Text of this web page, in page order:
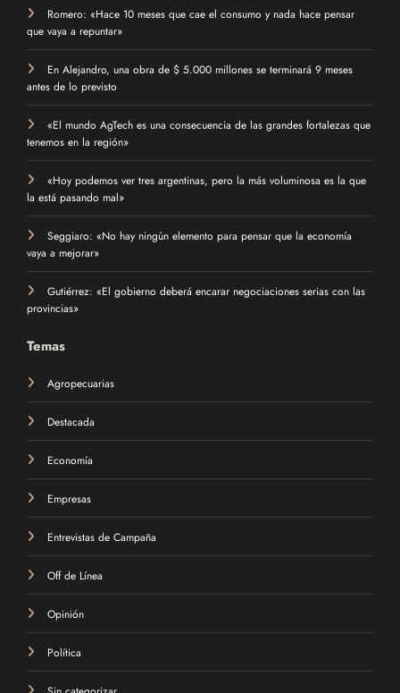
Romero: «Hace 10 meses que cae el consumo y nada hace pensar
que vaya a repuntar»
En Alejandro, una obra de $ 5.000 millones se terminará 9 meses
antes de lo previsto
«El mundo AgTech es una consecuencia de las grandes fortalezas que
tenemos en la región»
«Hoy podemos ver tres argentinas, pero la más voluminosa es la que
la está pasando mal»
Seggiaro: «No hay ningún elemento para pensar que la economía
vaya a mejorar»
Gutiérrez: «El gobierno deberá encarar negociaciones serias con las
provincias»
Temas
Agropecuarias
Destacada
Economía
Empresas
Entrevistas de Campaña
Off de Línea
Opinión
Política